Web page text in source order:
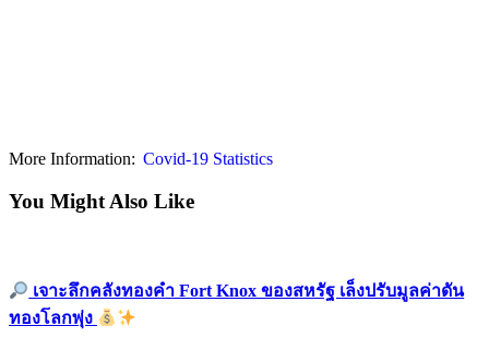
More Information: Covid-19 Statistics
You Might Also Like
เจาะลึกคลังทองคำ Fort Knox ของสหรัฐ เล็งปรับมูลค่าดัน
ทองโลกพุ่ง